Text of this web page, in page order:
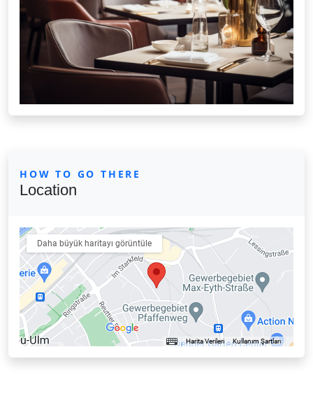
HOW TO GO THERE
Location